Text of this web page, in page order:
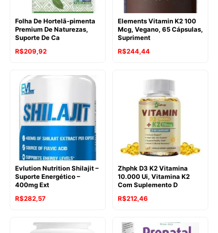
Folha De Hortelã-pimenta
Premium De Naturezas,
Suporte De Ca
R$209,92
Elements Vitamin K2 100
Mcg, Vegano, 65 Cápsulas,
Supriment
R$244,44
Evlution Nutrition Shilajit –
Suporte Energético –
400mg Ext
R$282,57
Zhphk D3 K2 Vitamina
10.000 Ui, Vitamina K2
Com Suplemento D
R$212,46